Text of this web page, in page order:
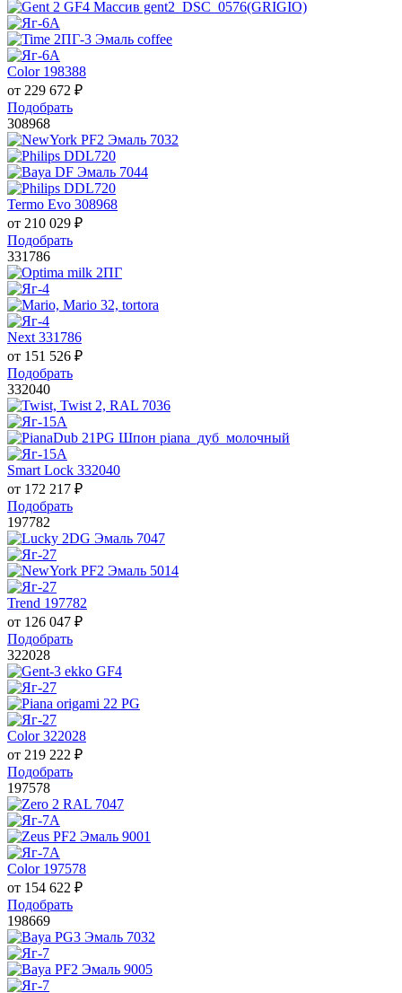
Color 198388
от 229 672 ₽
Подобрать
308968
Termo Evo 308968
от 210 029 ₽
Подобрать
331786
Next 331786
от 151 526 ₽
Подобрать
332040
Smart Lock 332040
от 172 217 ₽
Подобрать
197782
Trend 197782
от 126 047 ₽
Подобрать
322028
Color 322028
от 219 222 ₽
Подобрать
197578
Color 197578
от 154 622 ₽
Подобрать
198669